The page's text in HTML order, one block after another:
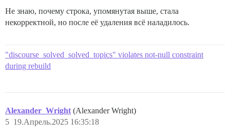
Не знаю, почему строка, упомянутая выше, стала
некорректной, но после её удаления всё наладилось.
"discourse_solved_solved_topics" violates not-null constraint
during rebuild
Alexander_Wright (Alexander Wright)
19.Апрель.2025 16:35:18
5